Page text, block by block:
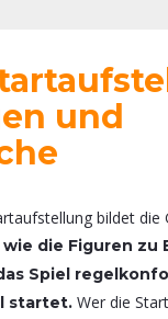
und
bildet die
die Figuren zu
Spiel
startet. Wer die